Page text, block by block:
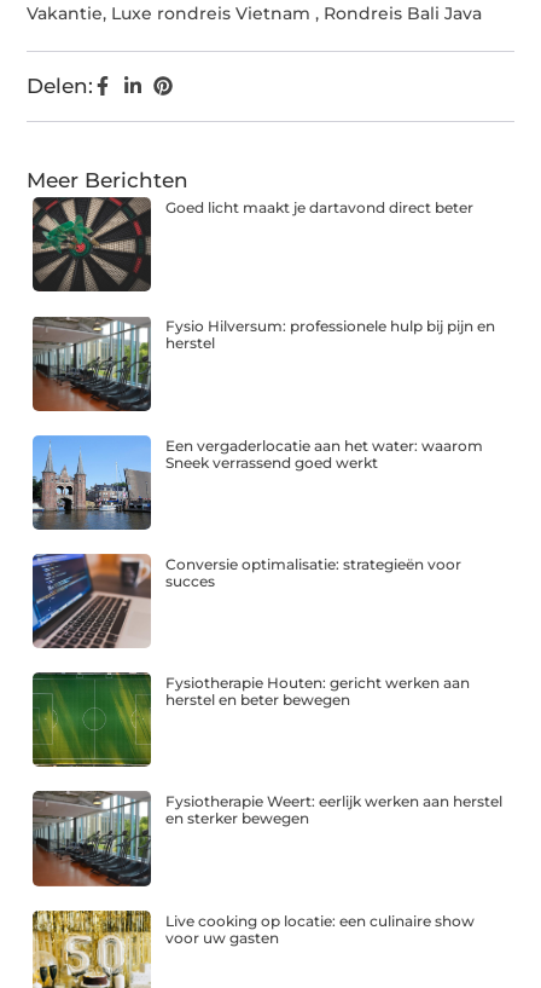
Vakantie, Luxe rondreis Vietnam , Rondreis Bali Java
Delen:
Meer Berichten
Goed licht maakt je dartavond direct beter
Fysio Hilversum: professionele hulp bij pijn en
herstel
Een vergaderlocatie aan het water: waarom
Sneek verrassend goed werkt
Conversie optimalisatie: strategieën voor
succes
Fysiotherapie Houten: gericht werken aan
herstel en beter bewegen
Fysiotherapie Weert: eerlijk werken aan herstel
en sterker bewegen
Live cooking op locatie: een culinaire show
voor uw gasten